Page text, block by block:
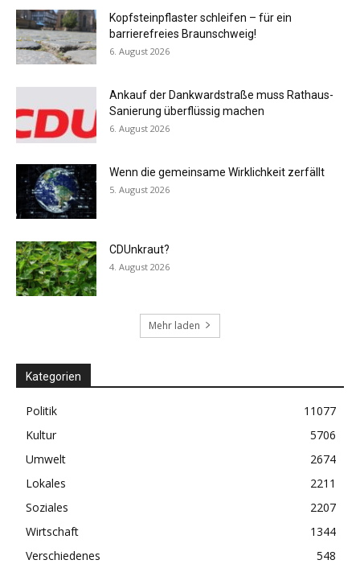
Kopfsteinpflaster schleifen – für ein
barrierefreies Braunschweig!
6. August 2026
Ankauf der Dankwardstraße muss Rathaus-
Sanierung überflüssig machen
6. August 2026
Wenn die gemeinsame Wirklichkeit zerfällt
5. August 2026
CDUnkraut?
4. August 2026
Mehr laden
Kategorien
Politik
11077
Kultur
5706
Umwelt
2674
Lokales
2211
Soziales
2207
Wirtschaft
1344
Verschiedenes
548